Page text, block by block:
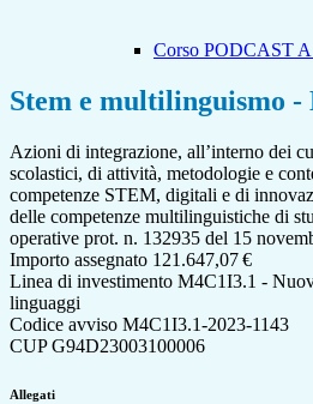
Corso PODCAST
Stem e multilinguismo -
Azioni di integrazione, all’interno dei
scolastici, di attività, metodologie e
competenze STEM, digitali e di
delle competenze multilinguistiche di
operative prot. n. 132935 del 15
Importo assegnato 121.647,07 €
Linea di investimento M4C1I3.1 -
linguaggi
Codice avviso M4C1I3.1-2023-1143
CUP G94D23003100006
Allegati